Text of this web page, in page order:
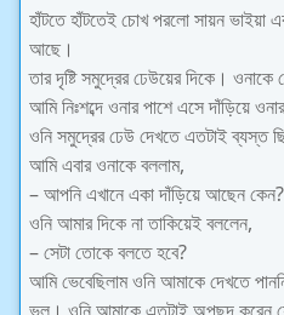
হাঁটতে হাঁটতেই চোখ পরলো সায়ন ভাইয়া
আছে।
তার দৃষ্টি সমুদ্রের ঢেউয়ের দিকে।
আমি নিঃশব্দে ওনার পাশে এসে দাঁড়িয়ে
ওনি সমুদ্রের ঢেউ দেখতে এতটাই ব্যস্ত
আমি এবার ওনাকে বললাম,
– আপনি এখানে একা দাঁড়িয়ে আছেন কেন?
ওনি আমার দিকে না তাকিয়েই বললেন,
– সেটা তোকে বলতে হবে?
আমি ভেবেছিলাম ওনি আমাকে দেখতে